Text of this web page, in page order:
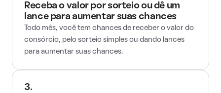
Receba o valor por sorteio ou dê um
lance para aumentar suas chances
Todo mês, você tem chances de receber o valor do
consórcio, pelo sorteio simples ou dando lances
para aumentar suas chances.
3.